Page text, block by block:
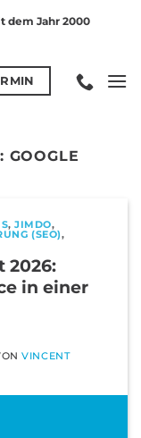
dem Jahr 2000
GOOGLE
,JIMDO,
(SEO),
2026:
in einer
VINCENT